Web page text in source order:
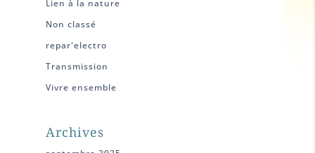
Lien à la nature
Non classé
repar'electro
Transmission
Vivre ensemble
Archives